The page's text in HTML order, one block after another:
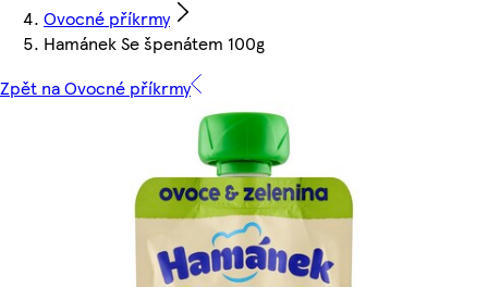
Ovocné příkrmy
Hamánek Se špenátem 100g
Zpět na Ovocné příkrmy